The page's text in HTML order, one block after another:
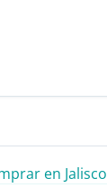
en Jalisco